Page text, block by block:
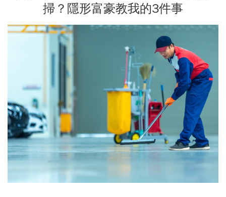
掃？隱形富豪教我的3件事